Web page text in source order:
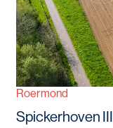
Roermond
Spickerhoven III